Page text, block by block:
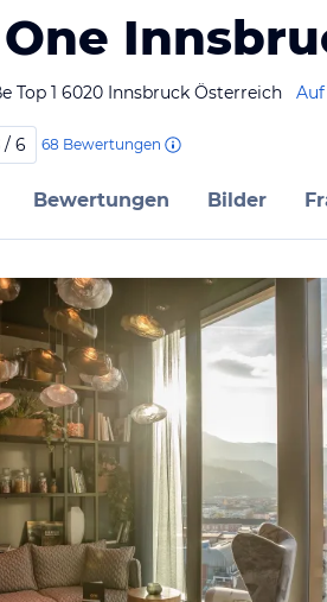
Top 1 6020 Innsbruck Österreich
/ 6 68 Bewertungen
Bewertungen Bilder